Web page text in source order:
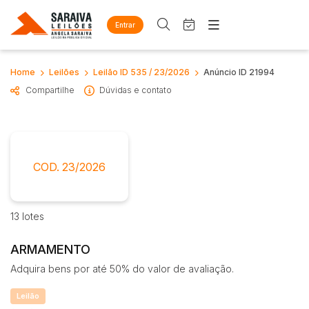
Entrar
Criar conta
Site
Agenda
Busca por categoria
Arma/Segurança
Combustível
Eletros/eletrônicos
Eletrodoméstico
Equipamentos
Busca por palavra-chave
Bairro
Judiciais Extrajudiciais
R$
Home
Home Leilões Leilão ID 535 / 23/2026
Anúncio ID 21994
Compartilhe
Dúvidas e contato
COD. 23/2026
13 lotes
ARMAMENTO
Adquira bens por até 50% do valor de avaliação.
Leilão